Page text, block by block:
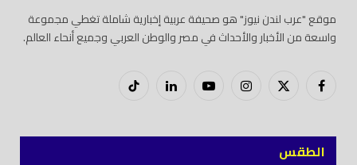
موقع "عرب لندن نيوز" هو صحيفة عربية إخبارية شاملة تغطي مجموعة
واسعة من الأخبار والأحداث في مصر والوطن العربي وجميع أنحاء العالم.
فيسبوكX
إنستغراميوتيوب لينكدود
تيك
الطقس